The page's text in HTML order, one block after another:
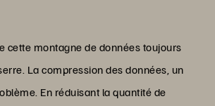
cette montagne de données toujours
La compression des données, un
En réduisant la quantité de